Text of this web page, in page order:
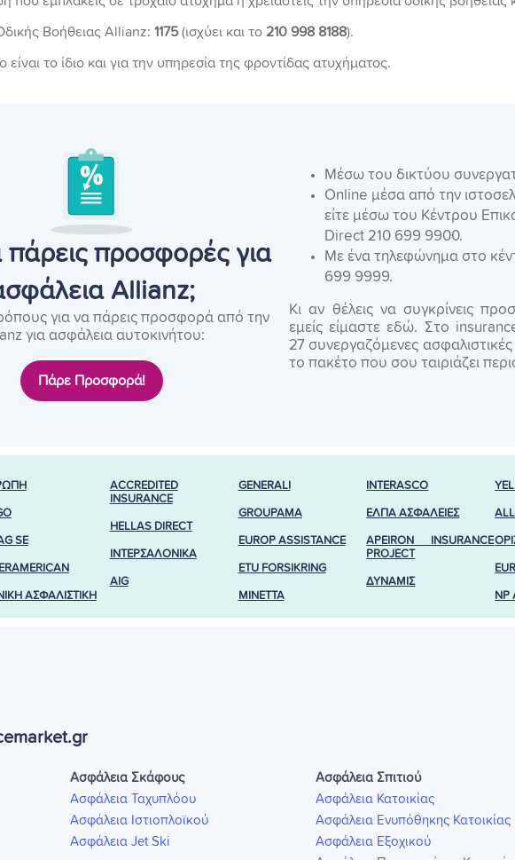
Βοήθειας Allianz: 1175(ισχύει και το 210 998 8188).
το ίδιο και για την υπηρεσία της φροντίδας ατυχήματος.
προσφορές για
Allianz;
για να πάρεις προσφορά από την
για ασφάλεια αυτοκινήτου:
Πάρε Προσφορά!
Μέσω του δικτύου
Online μέσα από την
είτε μέσω του Κέντρου
Direct 210 699 9900.
Με ένα τηλεφώνημα στο
699 9999.
Κι αν θέλεις να συγκρίνεις
εμείς είμαστε εδώ. Στο
27 συνεργαζόμενες ασφαλιστικές
το πακέτο που σου ταιριάζει
SE
ΑΣΦΑΛΙΣΤΙΚΗ
ACCREDITED
INSURANCE
HELLAS DIRECT
ΙΝΤΕΡΣΑΛΟΝΙΚΑ
AIG
GENERALI
GROUPAMA
EUROP ASSISTANCE
ETU FORSIKRING
MINETTA
INTERASCO
ΕΛΠΑ ΑΣΦΑΛΕΙΕΣ
APEIRON INSURANCE
PROJECT
ΔΥΝΑΜΙΣ
NP
Ασφάλεια Σκάφους
Ασφάλεια Ταχυπλόου
Ασφάλεια Ιστιοπλοϊκού
Ασφάλεια Jet Ski
Ασφάλεια Σπιτιού
Ασφάλεια Κατοικίας
Ασφάλεια Ενυπόθηκης Κατοικίας
Ασφάλεια Εξοχικού